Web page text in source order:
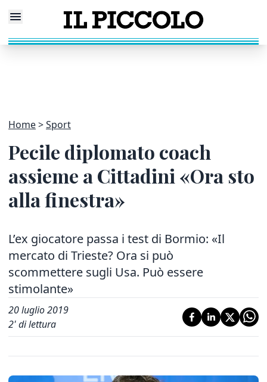
Home Sport
Pecile diplomato coach
assieme a Cittadini «Ora sto
alla finestra»
L’ex giocatore passa i test di Bormio: «Il
mercato di Trieste? Ora si può
scommettere sugli Usa. Può essere
stimolante»
20 luglio 2019
2' di lettura